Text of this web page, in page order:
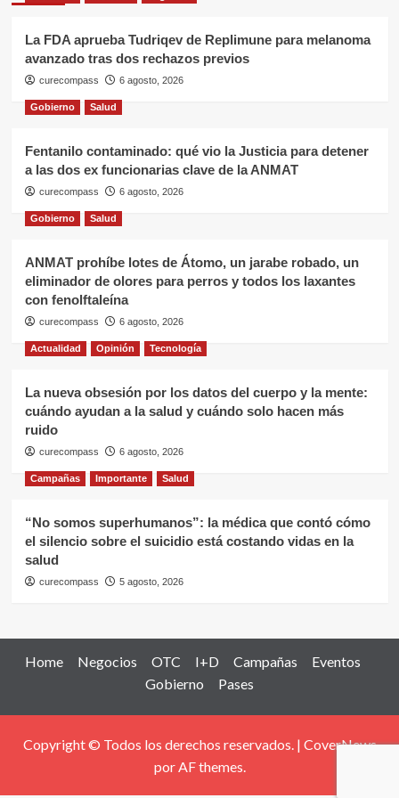
La FDA aprueba Tudriqev de Replimune para melanoma
avanzado tras dos rechazos previos
curecompass 6 agosto, 2026
Gobierno Salud
Fentanilo contaminado: qué vio la Justicia para detener
a las dos ex funcionarias clave de la ANMAT
curecompass 6 agosto, 2026
Gobierno Salud
ANMAT prohíbe lotes de Átomo, un jarabe robado, un
eliminador de olores para perros y todos los laxantes
con fenolftaleína
curecompass 6 agosto, 2026
Actualidad Opinión Tecnología
La nueva obsesión por los datos del cuerpo y la mente:
cuándo ayudan a la salud y cuándo solo hacen más
ruido
curecompass 6 agosto, 2026
Campañas Importante Salud
“No somos superhumanos”: la médica que contó cómo
el silencio sobre el suicidio está costando vidas en la
salud
curecompass 5 agosto, 2026
Home Negocios OTC I+D Campañas
Eventos
Gobierno
Pases
Copyright © Todos los derechos reservados. | CoverNews
por AF themes.